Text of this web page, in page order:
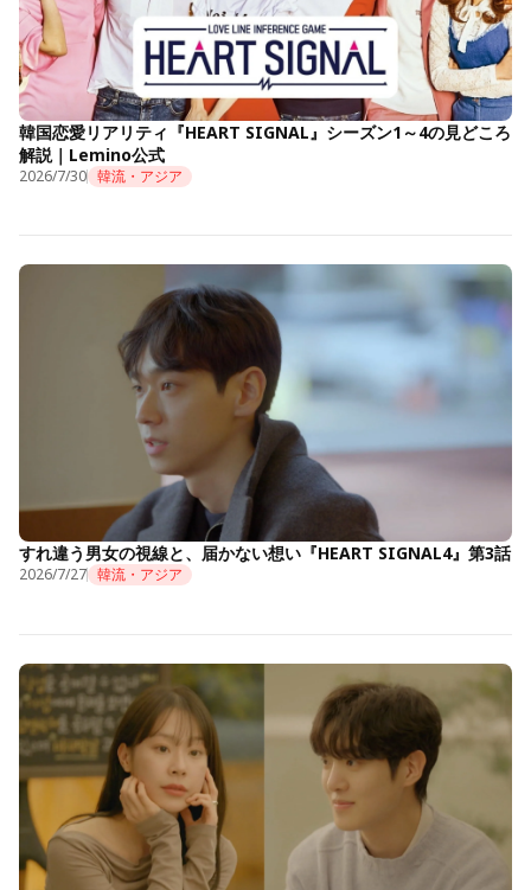
韓国恋愛リアリティ『HEART SIGNAL』シーズン1～4の見どころ
解説｜Lemino公式
2026/7/30 韓流・アジア
すれ違う男女の視線と、届かない想い『HEART SIGNAL4』第3話
2026/7/27 韓流・アジア